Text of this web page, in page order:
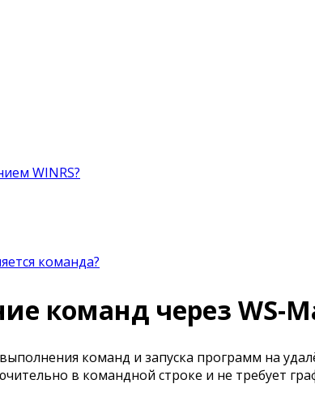
WINRS?
команда?
команд через WS-
команд и запуска программ на
в командной строке и не требует